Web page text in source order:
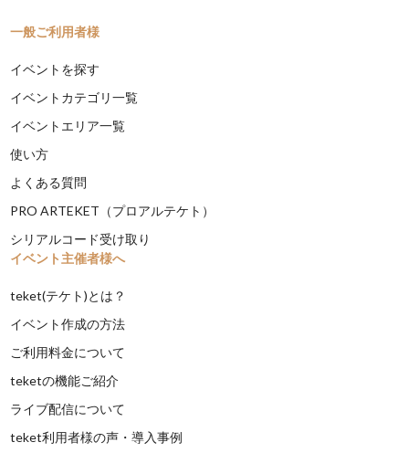
一般ご利用者様
イベントを探す
イベントカテゴリ一覧
イベントエリア一覧
使い方
よくある質問
PRO ARTEKET（プロアルテケト）
シリアルコード受け取り
イベント主催者様へ
teket(テケト)とは？
イベント作成の方法
ご利用料金について
teketの機能ご紹介
ライブ配信について
teket利用者様の声・導入事例